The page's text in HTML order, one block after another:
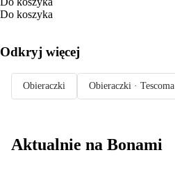
Do koszyka
Odkryj więcej
Obieraczki Obieraczki · Tescoma
Aktualnie na Bonami